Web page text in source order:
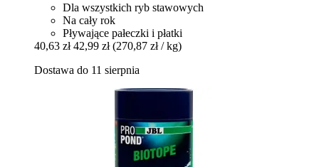
Dla wszystkich ryb stawowych
Na cały rok
Pływające pałeczki i płatki
40,63 zł 42,99 zł (270,87 zł / kg)
Dostawa do 11 sierpnia